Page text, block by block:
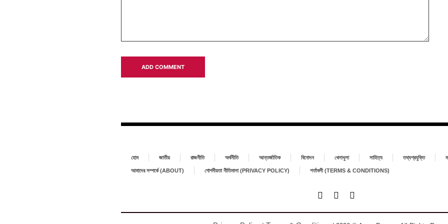
হোম জাতীয় রাজনীতি অর্থনীতি আন্তর্জাতিক বিনোদন খেলাধুলা সাহিত্য তথ্যপ্রযুক্তি
আমাদের সম্পর্কে (ABOUT) গোপনীয়তা নীতিমালা (PRIVACY POLICY) শর্তাবলী (TERMS & CONDITIONS)